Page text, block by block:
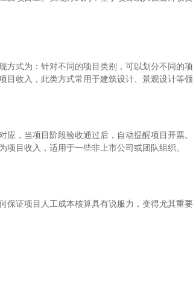
式为：针对不同的项目类别，可以划分不同的
收入，此类方式常用于建筑设计、景观设计等领
，当项目阶段验收通过后，自动提醒项目开票
目收入，适用于一些非上市公司或团队组织。
证项目人工成本核算具有说服力，变得尤其重